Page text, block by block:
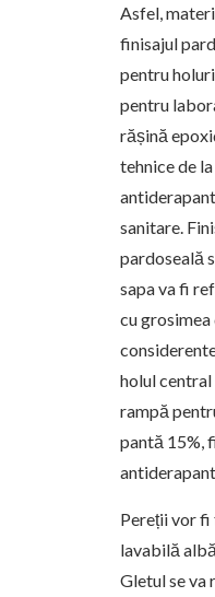
Asfel,
finisajul
pentru
pentru
rășină
tehnice de
sanitare.
pardoseală
sapa va fi
cu grosimea
holul central
rampă
pantă 15%,
Pereții vor fi
lavabilă
Gletul se va